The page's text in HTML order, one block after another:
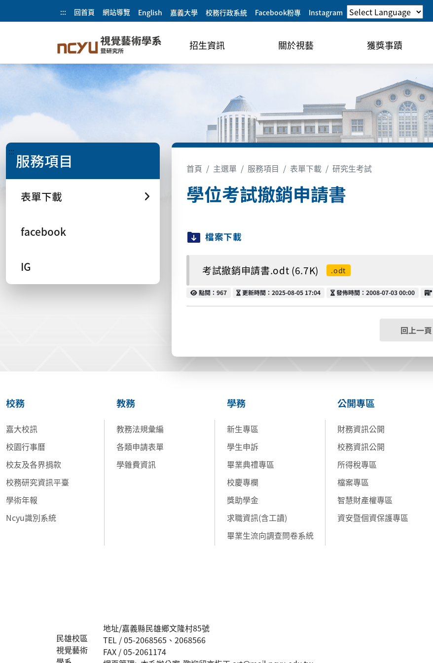
::: 回首頁 網站導覽 English 嘉義大學 校務行政系統 Facebook粉專 Instagram
招生資訊 關於視藝 獲獎事蹟
::: 服務項目
表單下載
facebook
IG
首頁 主選單 服務項目 表單下載 研究生考試
學位考試撤銷申請書
檔案下載
考試撤銷申請書.odt (6.7K) .odt
點閱
點閱：967 更新時間
更新時間：2025-08-05 17:04 發佈時間
發佈時間：2008-07-03 00:00
回上一頁
校務
嘉大校訊
校園行事曆
校友及各界捐款
校務研究資訊平臺
學術年報
Ncyu識別系統
教務
教務法規彙編
各類申請表單
學雜費資訊
學務
新生專區
學生申訴
畢業典禮專區
校慶專欄
獎助學金
求職資訊(含工讀)
畢業生流向調查問卷系統
公開專區
財務資訊公開
校務資訊公開
所得稅專區
檔案專區
智慧財產權專區
資安暨個資保護專區
民雄校區
視覺藝術
地址/嘉義縣民雄鄉文隆村85號
TEL / 05-2068565、2068566
FAX / 05-2061174